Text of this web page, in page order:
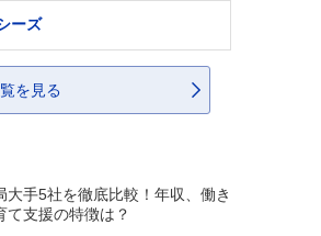
ーズ
を見る
大手5社を徹底比較！年収、働き
て支援の特徴は？